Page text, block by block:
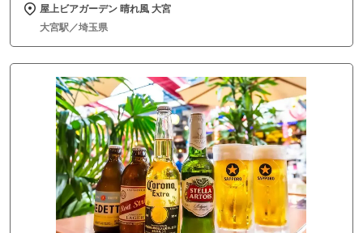
屋上ビアガーデン 晴れ風 大宮
大宮駅／埼玉県